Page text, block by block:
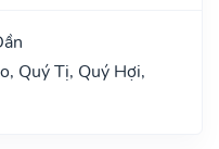
Quý Tị, Quý Hợi,